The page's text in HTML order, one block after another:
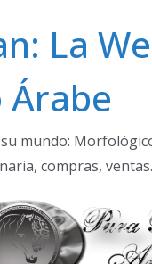
La
Árabe
mundo:
compras,